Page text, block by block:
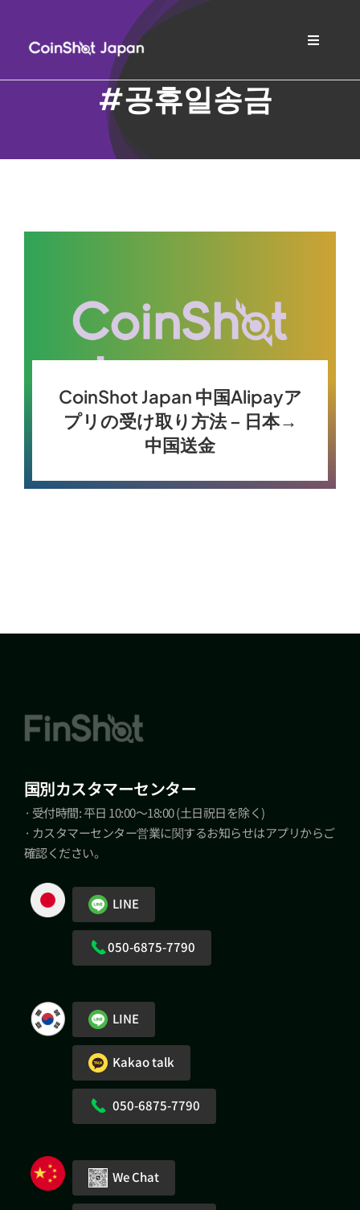
content
Toggle
ホーム
#공휴일송금
CoinShot Japan 中国Alipayア
プリの受け取り方法 – 日本→
中国送金
国別カスタマーセンター
· 受付時間: 平日 10:00～18:00 (土日祝日を除く)
· カスタマーセンター営業に関するお知らせはアプリからご
確認ください。
LINE
050-6875-7790
LINE
Kakao talk
050-6875-7790
We Chat